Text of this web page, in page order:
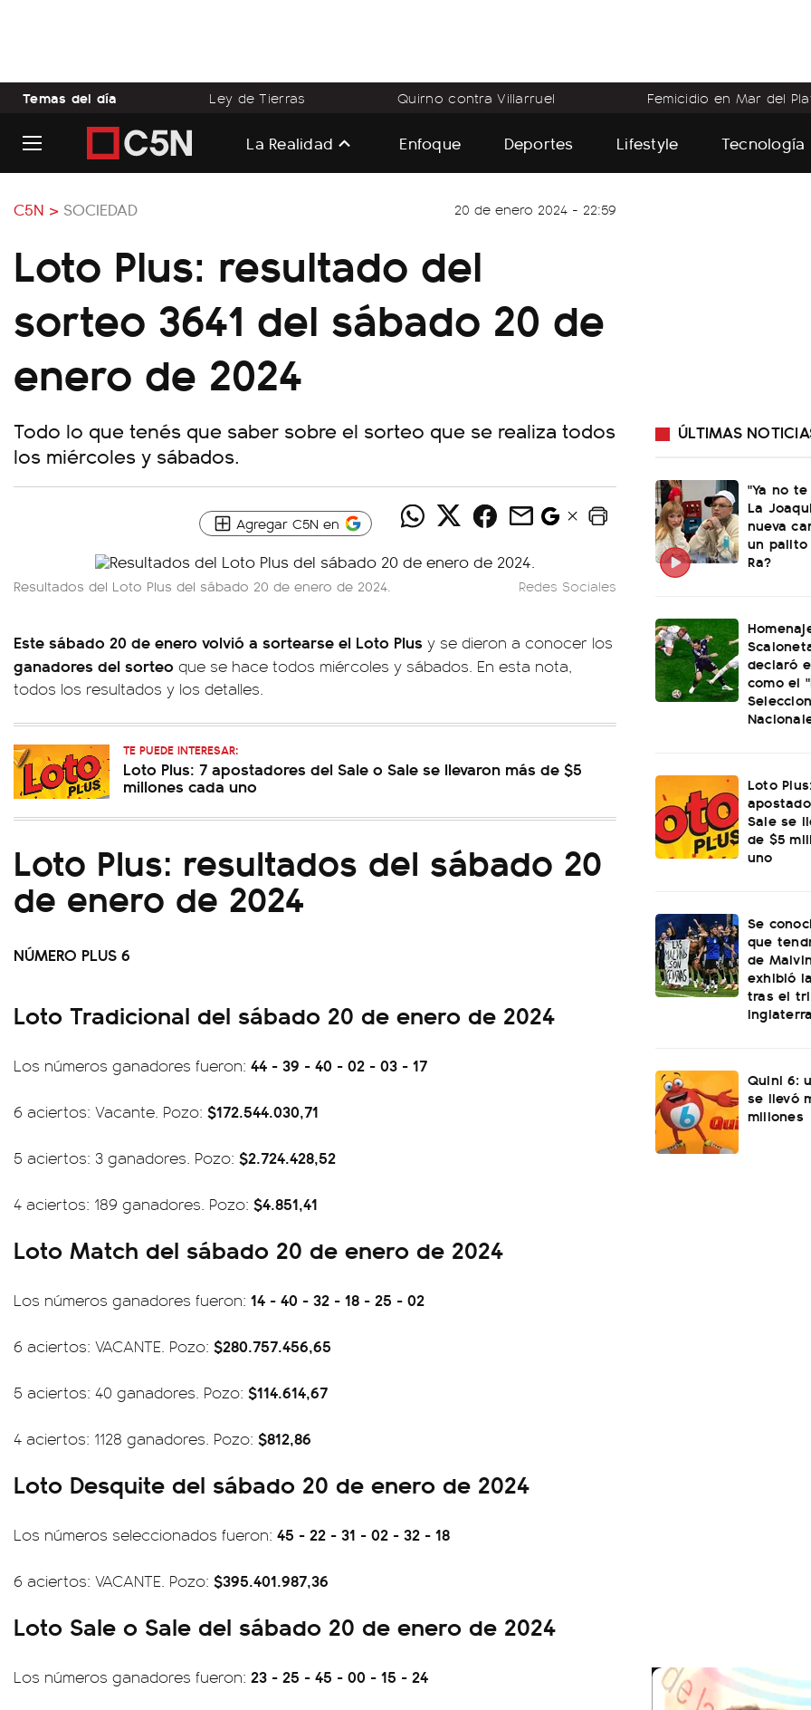
Temas del día Ley de Tierras Quirno contra Villarruel Femicidio en Mar del
La Realidad Enfoque Deportes Lifestyle Tecnología
C5N > SOCIEDAD 20 de enero 2024 - 22:59
Loto Plus: resultado del
sorteo 3641 del sábado 20 de
enero de 2024
Todo lo que tenés que saber sobre el sorteo que se realiza todos
los miércoles y sábados.
Agregar C5N en
Resultados del Loto Plus del sábado 20 de enero de 2024. Redes Sociales
Este sábado 20 de enero volvió a sortearse el Loto Plus y se dieron a conocer los
ganadores del sorteo que se hace todos miércoles y sábados. En esta nota,
todos los resultados y los detalles.
TE PUEDE INTERESAR:
Loto Plus: 7 apostadores del Sale o Sale se llevaron más de $5
millones cada uno
Loto Plus: resultados del sábado 20
de enero de 2024
NÚMERO PLUS 6
Loto Tradicional del sábado 20 de enero de 2024
Los números ganadores fueron: 44 - 39 - 40 - 02 - 03 - 17
6 aciertos: Vacante. Pozo: $172.544.030,71
5 aciertos: 3 ganadores. Pozo: $2.724.428,52
4 aciertos: 189 ganadores. Pozo: $4.851,41
Loto Match del sábado 20 de enero de 2024
Los números ganadores fueron: 14 - 40 - 32 - 18 - 25 - 02
6 aciertos: VACANTE. Pozo: $280.757.456,65
5 aciertos: 40 ganadores. Pozo: $114.614,67
4 aciertos: 1128 ganadores. Pozo: $812,86
Loto Desquite del sábado 20 de enero de 2024
Los números seleccionados fueron: 45 - 22 - 31 - 02 - 32 - 18
6 aciertos: VACANTE. Pozo: $395.401.987,36
Loto Sale o Sale del sábado 20 de enero de 2024
Los números ganadores fueron: 23 - 25 - 45 - 00 - 15 - 24
ÚLTIMAS
"Ya no
La
nueva
un palito
Ra?
declaró
como el
Loto
Sale se
de $5
uno
Se
que
de
exhibió
tras el
Inglaterra
Quini 6:
se llevó
millones